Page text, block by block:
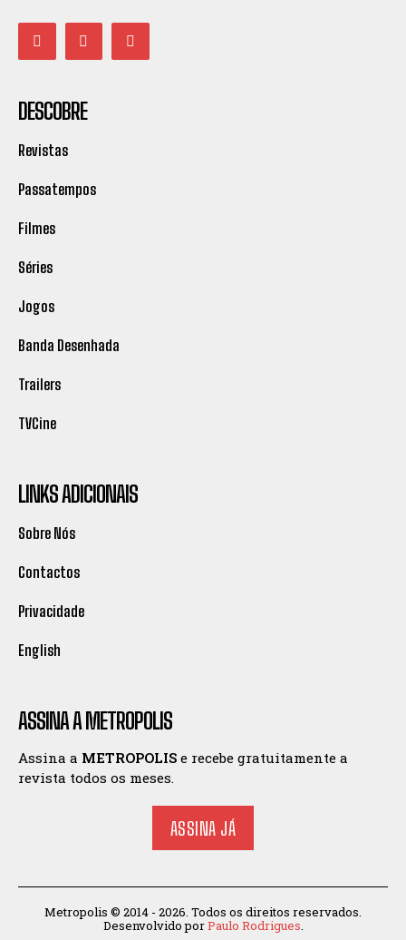
DESCOBRE
Revistas
Passatempos
Filmes
Séries
Jogos
Banda Desenhada
Trailers
TVCine
LINKS ADICIONAIS
Sobre Nós
Contactos
Privacidade
English
ASSINA A METROPOLIS
Assina a METROPOLIS e recebe gratuitamente a
revista todos os meses.
ASSINA JÁ
Metropolis © 2014 - 2026. Todos os direitos reservados.
Desenvolvido porPaulo Rodrigues.